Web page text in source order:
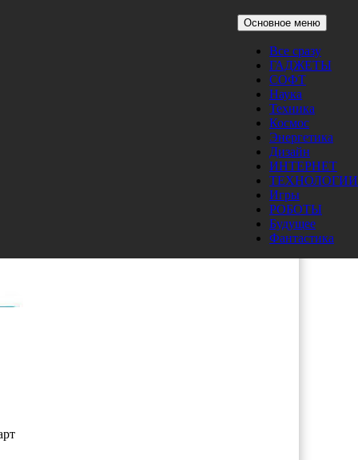
Основное меню
Все сразу
ГАДЖЕТЫ
СОФТ
Наука
Техника
Космос
Энергетика
Дизайн
ИНТЕРНЕТ
ТЕХНОЛОГИИ
Игры
РОБОТЫ
Будущее
Фантастика